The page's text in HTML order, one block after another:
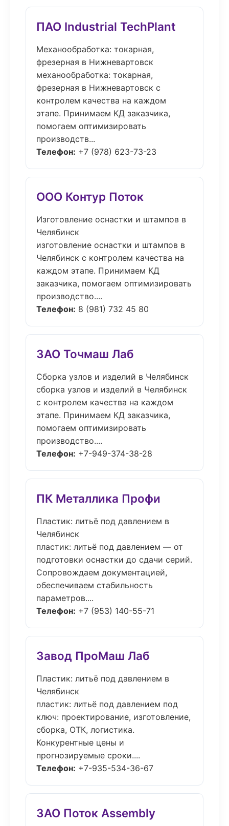
ПАО Industrial TechPlant
Механообработка: токарная,
фрезерная в Нижневартовск
механообработка: токарная,
фрезерная в Нижневартовск с
контролем качества на каждом
этапе. Принимаем КД заказчика,
помогаем оптимизировать
производств...
Телефон: +7 (978) 623-73-23
ООО Контур Поток
Изготовление оснастки и штампов в
Челябинск
изготовление оснастки и штампов в
Челябинск с контролем качества на
каждом этапе. Принимаем КД
заказчика, помогаем оптимизировать
производство....
Телефон: 8 (981) 732 45 80
ЗАО Точмаш Лаб
Сборка узлов и изделий в Челябинск
сборка узлов и изделий в Челябинск
с контролем качества на каждом
этапе. Принимаем КД заказчика,
помогаем оптимизировать
производство....
Телефон: +7-949-374-38-28
ПК Металлика Профи
Пластик: литьё под давлением в
Челябинск
пластик: литьё под давлением — от
подготовки оснастки до сдачи серий.
Сопровождаем документацией,
обеспечиваем стабильность
параметров....
Телефон: +7 (953) 140-55-71
Завод ПроМаш Лаб
Пластик: литьё под давлением в
Челябинск
пластик: литьё под давлением под
ключ: проектирование, изготовление,
сборка, ОТК, логистика.
Конкурентные цены и
прогнозируемые сроки....
Телефон: +7-935-534-36-67
ЗАО Поток Assembly